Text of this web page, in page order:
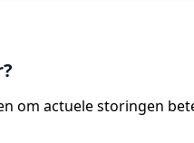
om actuele storingen